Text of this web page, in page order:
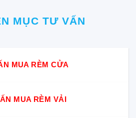
MỤC TƯ VẤN
MUA RÈM CỬA
MUA RÈM VẢI